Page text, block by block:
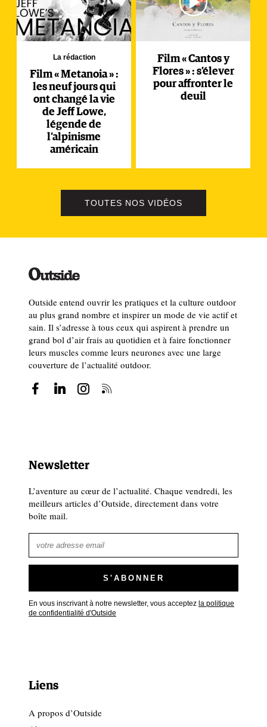
La rédaction
Film « Metanoia » :
les neuf jours qui
ont changé la vie
de Jeff Lowe,
légende de
l’alpinisme
américain
Film « Cantos y
Flores » : s’élever
pour affronter le
deuil
TOUTES NOS VIDÉOS
Outside entend ouvrir les pratiques et la culture outdoor
au plus grand nombre et inspirer un mode de vie actif et
sain. Il s’adresse à tous ceux qui aspirent à prendre un
grand bol d’air frais au quotidien et à faire fonctionner
leurs muscles comme leurs neurones avec une large
couverture de l’actualité outdoor.
Newsletter
L’aventure au cœur de l’actualité. Chaque vendredi, les
meilleurs articles d’Outside, directement dans votre
boîte mail.
En vous inscrivant à notre newsletter, vous acceptez la politique
de confidentialité d'Outside
Liens
A propos d’Outside